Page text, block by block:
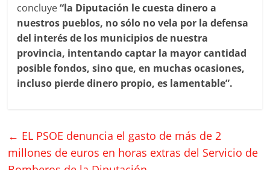
concluye“la Diputación le cuesta dinero a
nuestros pueblos, no sólo no vela por la defensa
del interés de los municipios de nuestra
provincia, intentando captar la mayor cantidad
posible fondos, sino que, en muchas ocasiones,
incluso pierde dinero propio, es lamentable”.
← EL PSOE denuncia el gasto de más de 2
millones de euros en horas extras del Servicio de